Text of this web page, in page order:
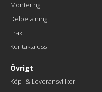
Montering
Delbetalning
Frakt
Kontakta oss
Övrigt
Köp- & Leveransvillkor